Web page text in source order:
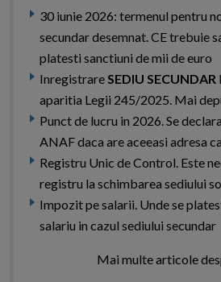
30 iunie 2026: termenul pentru
secundar desemnat. CE trebuie
platesti sanctiuni de mii de euro
InregistrareSEDIU SECUNDAR
aparitia Legii 245/2025. Mai
Punct de lucru in 2026. Se
ANAF daca are aceeasi adresa
Registru Unic de Control. Este
registru la schimbarea sediului
Impozit pe salarii. Unde se
salariu in cazul sediului secundar
Mai multe articole